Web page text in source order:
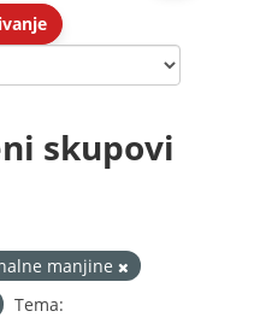
skupovi
manjine
Tema: